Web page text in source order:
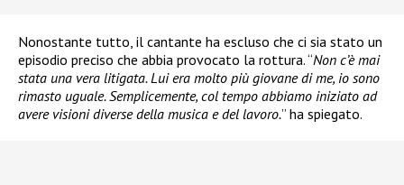
Nonostante tutto, il cantante ha escluso che ci sia stato un
episodio preciso che abbia provocato la rottura. “Non c’è mai
stata una vera litigata. Lui era molto più giovane di me, io sono
rimasto uguale. Semplicemente, col tempo abbiamo iniziato ad
avere visioni diverse della musica e del lavoro.” ha spiegato.